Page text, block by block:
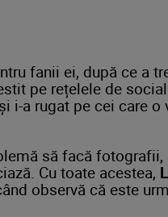
fanii ei, după ce a
pe rețelele de
și i-a rugat pe cei care
să facă
Cu toate acestea,
observă că este